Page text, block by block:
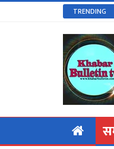
TRENDING